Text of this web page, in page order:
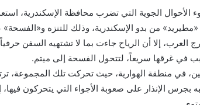
من بدو الإسكندرية، وذلك للتنزه
العرب، إلا أن الرياح جاءت بما لا تشتهيه السفن
في غرقها سريعاً، لتتحول الفسحة إلى ميتم.
في منطقة الهوارية، حيث تحركت تلك المجموعة،
بجرس الإنذار على صعوبة الأجواء التي يتحركون
دكتور “سمير فرج” يكتب :ملفات
الـCIA السرية.. كيف راقبت واشنطن ثورة
قنديل”
يكتب:
هزيمة
فى
مفاوضات
إيران